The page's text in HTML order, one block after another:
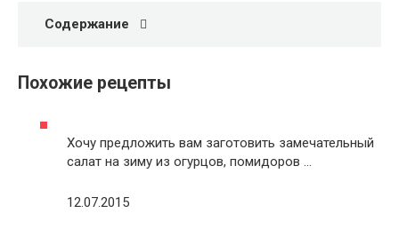
Содержание
Похожие рецепты
Хочу предложить вам заготовить замечательный
салат на зиму из огурцов, помидоров …
12.07.2015